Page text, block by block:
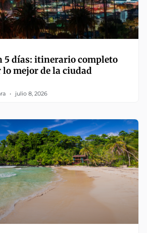
5 días: itinerario completo
mejor de la ciudad
julio 8, 2026